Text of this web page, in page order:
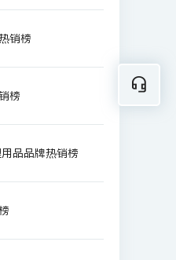
销榜
榜
品品牌热销榜